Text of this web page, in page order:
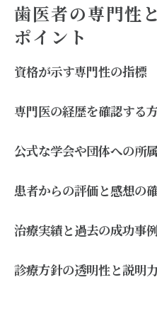
歯医者の専門性
ポイント
資格が示す専門性の指標
専門医の経歴を確認する
公式な学会や団体への所
患者からの評価と感想の
治療実績と過去の成功事
診療方針の透明性と説明力